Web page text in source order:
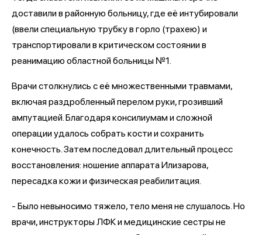
доставили в районную больницу, где её интубировали
(ввели специальную трубку в горло (трахею) и
транспортировали в критическом состоянии в
реанимацию областной больницы №1.
Врачи столкнулись с её множественными травмами,
включая раздробленный перелом руки, грозивший
ампутацией. Благодаря консилиумам и сложной
операции удалось собрать кости и сохранить
конечность. Затем последовал длительный процесс
восстановления: ношение аппарата Илизарова,
пересадка кожи и физическая реабилитация.
- Было невыносимо тяжело, тело меня не слушалось. Но
врачи, инструкторы ЛФК и медицинские сестры не